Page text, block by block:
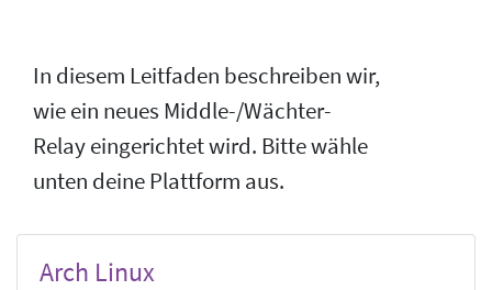
In diesem Leitfaden beschreiben wir,
wie ein neues Middle-/Wächter-
Relay eingerichtet wird. Bitte wähle
unten deine Plattform aus.
Arch Linux